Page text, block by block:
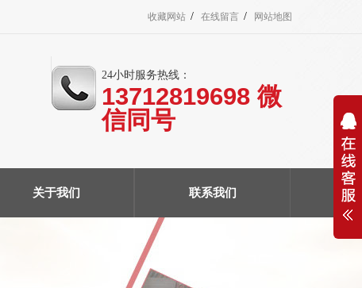
收藏网站 / 在线留言 / 网站地图
24小时服务热线：
13712819698 微
信同号
关于我们 联系我们